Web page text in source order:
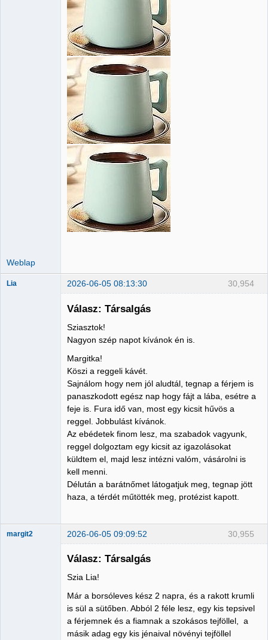
Weblap
30,954
Lia 2026-06-05 08:13:30
Válasz: Társalgás
Sziasztok!
Nagyon szép napot kívánok én is.
Margitka!
Köszi a reggeli kávét.
Sajnálom hogy nem jól aludtál, tegnap a férjem is
panaszkodott egész nap hogy fájt a lába, esétre a
feje is. Fura idő van, most egy kicsit hűvös a
reggel. Jobbulást kívánok.
Az ebédetek finom lesz, ma szabadok vagyunk,
reggel dolgoztam egy kicsit az igazolásokat
küldtem el, majd lesz intézni valóm, vásárolni is
kell menni.
Délután a barátnőmet látogatjuk meg, tegnap jött
haza, a térdét műtötték meg, protézist kapott.
30,955
margit2 2026-06-05 09:09:52
Válasz: Társalgás
Szia Lia!
Már a borsóleves kész 2 napra, és a rakott krumli
is sül a sütőben. Abból 2 féle lesz, egy kis tepsivel
a férjemnek és a fiamnak a szokásos tejföllel, a
másik adag egy kis jénaival növényi tejföllel